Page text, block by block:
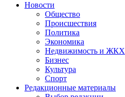
Новости
Общество
Происшествия
Политика
Экономика
Недвижимость и ЖКХ
Бизнес
Культура
Спорт
Редакционные материалы